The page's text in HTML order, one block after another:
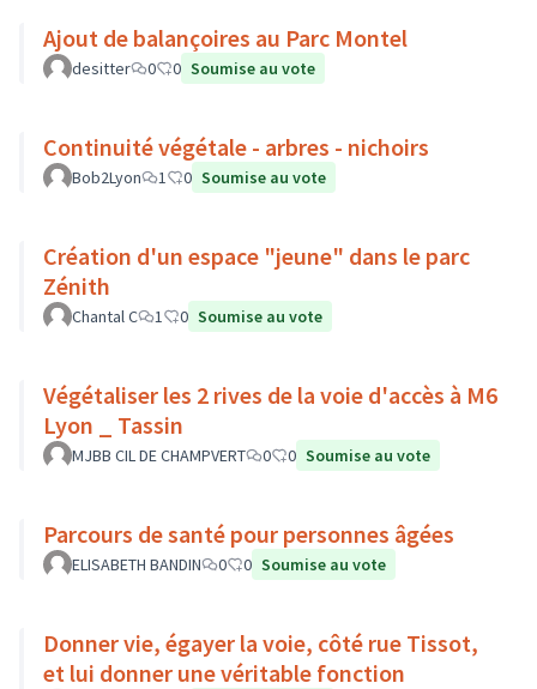
Ajout de balançoires au Parc Montel
desitter 0 0 Soumise au vote
Continuité végétale - arbres - nichoirs
Bob2Lyon 1 0 Soumise au vote
Création d'un espace "jeune" dans le parc
Zénith
Chantal C 1 0 Soumise au vote
Végétaliser les 2 rives de la voie d'accès à M6
Lyon _ Tassin
MJBB CIL DE CHAMPVERT 0 0 Soumise au vote
Parcours de santé pour personnes âgées
ELISABETH BANDIN 0 0 Soumise au vote
Donner vie, égayer la voie, côté rue Tissot,
et lui donner une véritable fonction